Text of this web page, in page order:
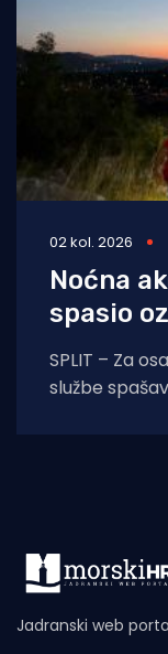
02 kol. 2026
Noćna
spasio
SPLIT – Za
službe
Jadranski web